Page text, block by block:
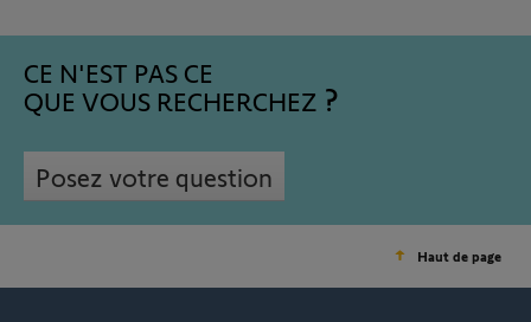
CE N'EST PAS CE
QUE VOUS RECHERCHEZ
Posez votre question
Haut de page